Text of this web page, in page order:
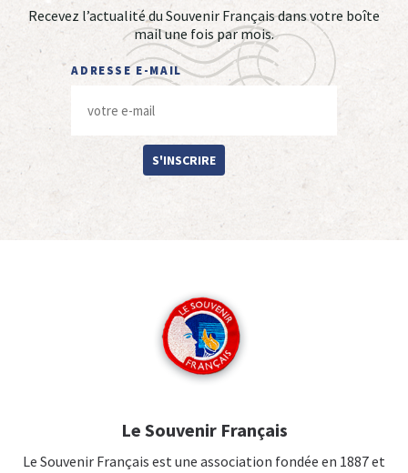
Recevez l’actualité du Souvenir Français dans votre boîte
mail une fois par mois.
ADRESSE E-MAIL
S'INSCRIRE
Le Souvenir Français
Le Souvenir Français est une association fondée en 1887 et